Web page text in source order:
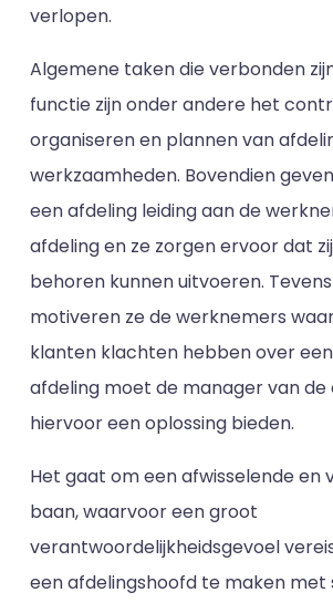
verlopen.
Algemene taken die verbonden
functie zijn onder andere het
organiseren en plannen van
werkzaamheden. Bovendien
een afdeling leiding aan de
afdeling en ze zorgen ervoor dat
behoren kunnen uitvoeren.
motiveren ze de werknemers
klanten klachten hebben over
afdeling moet de manager van de
hiervoor een oplossing bieden.
Het gaat om een afwisselende en
baan, waarvoor een groot
verantwoordelijkheidsgevoel
een afdelingshoofd te maken met